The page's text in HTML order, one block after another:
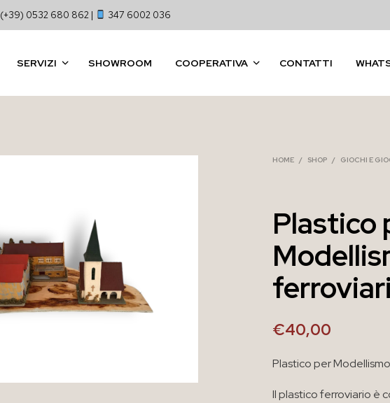
(+39) 0532 680 862 | 347 6002 036
SERVIZI SHOWROOM COOPERATIVA CONTATTI
HOME / SHOP / GIOCHI E
Plastico
€40,00
Plastico per
Il plastico ferroviario è